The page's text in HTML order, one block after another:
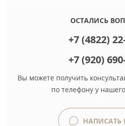
ОСТАЛИСЬ
+7 (4822)
+7 (920)
Вы можете получить
по телефону у
НАПИСАТЬ